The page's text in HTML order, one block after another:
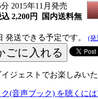
2015年11月発売
2,200円
国内送料無
発送できる予定です。 (発
イジェストでお楽しみいた
(音声ブック) を聴くには